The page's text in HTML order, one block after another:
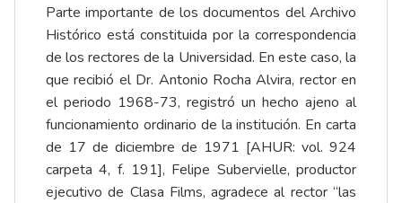
Parte importante de los documentos del Archivo
Histórico está constituida por la correspondencia
de los rectores de la Universidad. En este caso, la
que recibió el Dr. Antonio Rocha Alvira, rector en
el periodo 1968-73, registró un hecho ajeno al
funcionamiento ordinario de la institución. En carta
de 17 de diciembre de 1971 [AHUR: vol. 924
carpeta 4, f. 191], Felipe Subervielle, productor
ejecutivo de Clasa Films, agradece al rector “las